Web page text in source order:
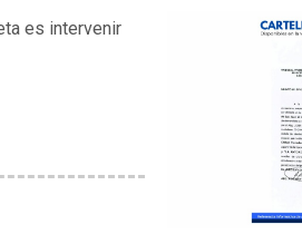
es intervenir